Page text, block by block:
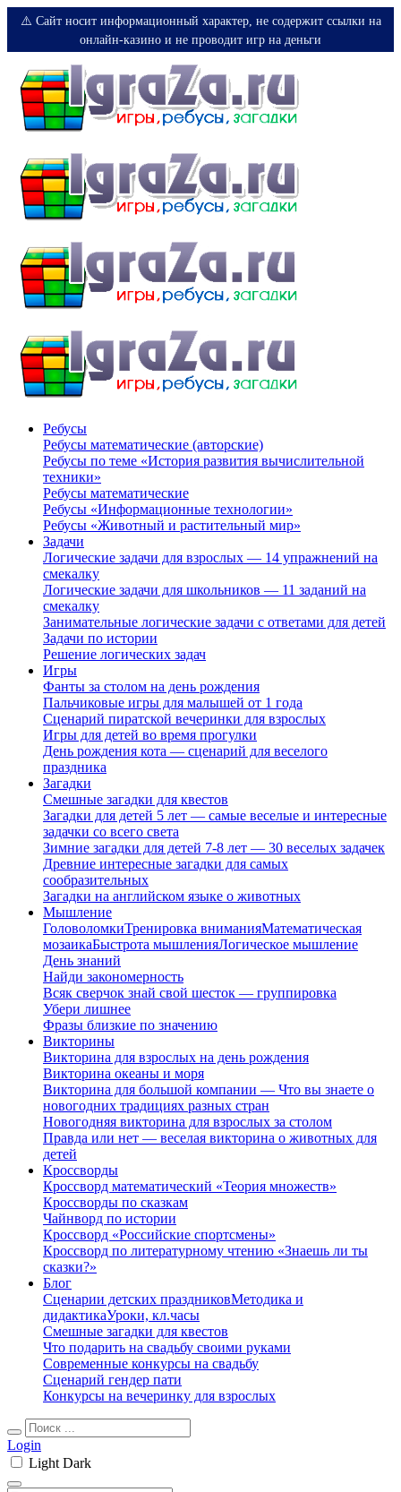
⚠️ Сайт носит информационный характер, не содержит ссылки на
онлайн-казино и не проводит игр на деньги
Ребусы
Ребусы математические (авторские)
Ребусы по теме «История развития вычислительной
техники»
Ребусы математические
Ребусы «Информационные технологии»
Ребусы «Животный и растительный мир»
Задачи
Логические задачи для взрослых — 14 упражнений на
смекалку
Логические задачи для школьников — 11 заданий на
смекалку
Занимательные логические задачи с ответами для детей
Задачи по истории
Решение логических задач
Игры
Фанты за столом на день рождения
Пальчиковые игры для малышей от 1 года
Сценарий пиратской вечеринки для взрослых
Игры для детей во время прогулки
День рождения кота — сценарий для веселого
праздника
Загадки
Смешные загадки для квестов
Загадки для детей 5 лет — самые веселые и интересные
задачки со всего света
Зимние загадки для детей 7-8 лет — 30 веселых задачек
Древние интересные загадки для самых
сообразительных
Загадки на английском языке о животных
Мышление
ГоловоломкиТренировка вниманияМатематическая
мозаикаБыстрота мышленияЛогическое мышление
День знаний
Найди закономерность
Всяк сверчок знай свой шесток — группировка
Убери лишнее
Фразы близкие по значению
Викторины
Викторина для взрослых на день рождения
Викторина океаны и моря
Викторина для большой компании — Что вы знаете о
новогодних традициях разных стран
Новогодняя викторина для взрослых за столом
Правда или нет — веселая викторина о животных для
детей
Кроссворды
Кроссворд математический «Теория множеств»
Кроссворды по сказкам
Чайнворд по истории
Кроссворд «Российские спортсмены»
Кроссворд по литературному чтению «Знаешь ли ты
сказки?»
Блог
Сценарии детских праздниковМетодика и
дидактикаУроки, кл.часы
Смешные загадки для квестов
Что подарить на свадьбу своими руками
Современные конкурсы на свадьбу
Сценарий гендер пати
Конкурсы на вечеринку для взрослых
Login
Light Dark